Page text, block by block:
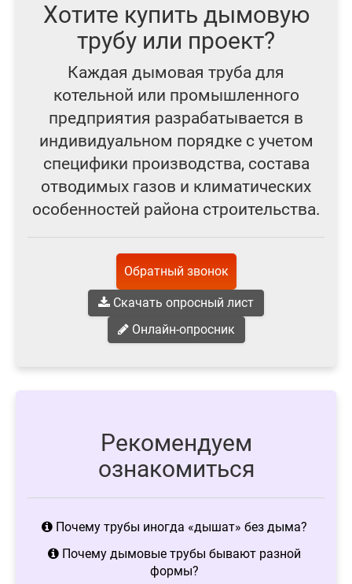
Хотите купить дымовую
трубу или проект?
Каждая дымовая труба для
котельной или промышленного
предприятия разрабатывается в
индивидуальном порядке с учетом
специфики производства, состава
отводимых газов и климатических
особенностей района строительства.
Обратный звонок
Скачать опросный лист
Онлайн-опросник
Рекомендуем
ознакомиться
Почему трубы иногда «дышат» без дыма?
Почему дымовые трубы бывают разной
формы?